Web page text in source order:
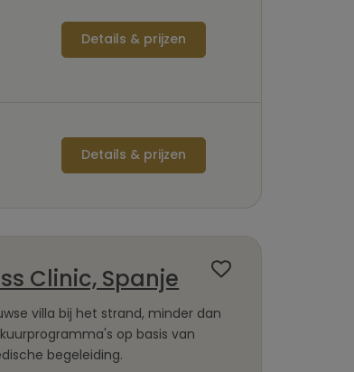
Details & prijzen
Details & prijzen
Clinic, Spanje
villa bij het strand, minder dan
op basis van
begeleiding.